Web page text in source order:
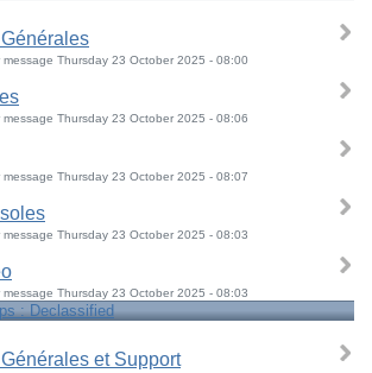
message Thursday 23 October 2025 - 08:00
message Thursday 23 October 2025 - 08:06
message Thursday 23 October 2025 - 08:07
message Thursday 23 October 2025 - 08:03
message Thursday 23 October 2025 - 08:03
: Declassified
et Support